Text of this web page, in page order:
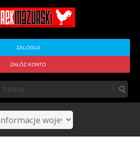
ZALOGUJ
ZAŁÓŻ KONTO